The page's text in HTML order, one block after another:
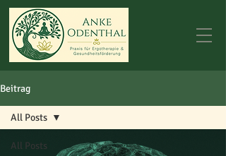
Beitrag
All Posts
All Posts